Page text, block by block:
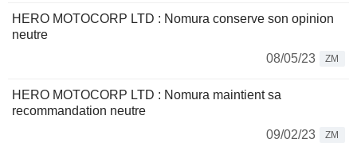
HERO MOTOCORP LTD : Nomura conserve son opinion
neutre
08/05/23
ZM
HERO MOTOCORP LTD : Nomura maintient sa
recommandation neutre
09/02/23
ZM